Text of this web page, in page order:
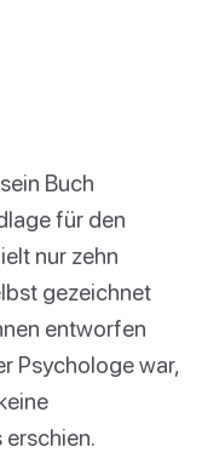
Buch
für den
nur zehn
gezeichnet
entworfen
Psychologe war,